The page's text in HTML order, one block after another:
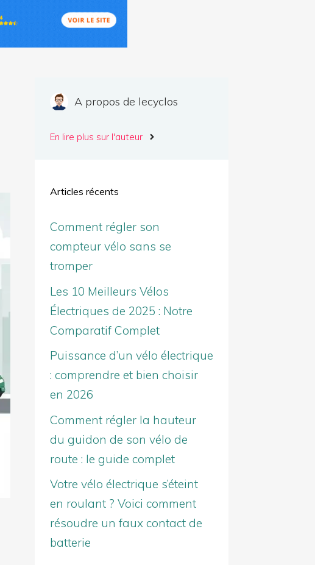
A propos de lecyclos
En lire plus sur l'auteur
Articles récents
Comment régler son
compteur vélo sans se
tromper
Les 10 Meilleurs Vélos
Électriques de 2025 : Notre
Comparatif Complet
Puissance d’un vélo électrique
: comprendre et bien choisir
en 2026
Comment régler la hauteur
du guidon de son vélo de
route : le guide complet
Votre vélo électrique s’éteint
en roulant ? Voici comment
résoudre un faux contact de
batterie